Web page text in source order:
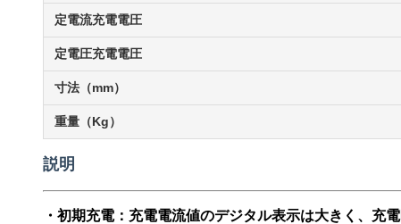
定電流充電電圧
定電圧充電電圧
寸法（mm）
重量（Kg）
説明
・初期充電：充電電流値のデジタル表示は大きく、充